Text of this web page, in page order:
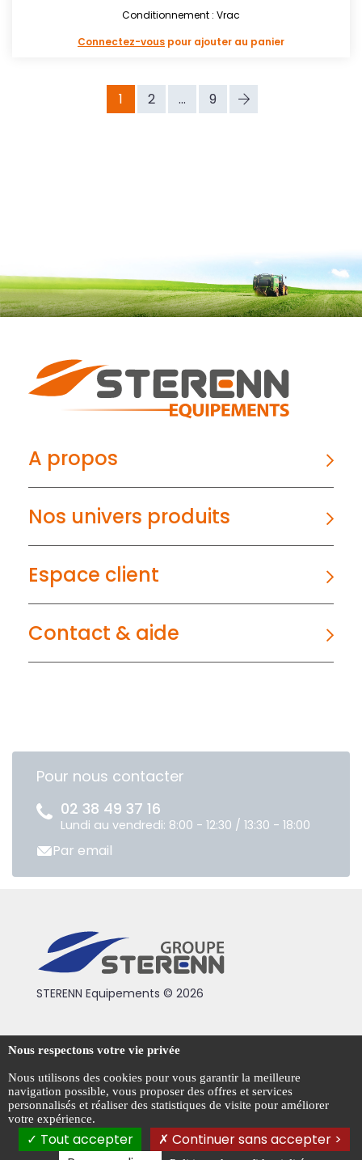
Conditionnement : Vrac
Connectez-vous pour ajouter au panier
1 2 ... 9
A propos
Nos univers produits
Espace client
Contact & aide
Pour nous contacter
02 38 49 37 16
Lundi au vendredi: 8:00 - 12:30 / 13:30 - 18:00
Par email
STERENN Equipements © 2026
Condiotions générales de vente
Mentions légales
Politique de confidentialité
Gestion des cookies
Nous respectons votre vie privée
Nous utilisons des cookies pour vous garantir la meilleure
navigation possible, vous proposer des offres et services
personnalisés et réaliser des statistiques de visite pour améliorer
votre expérience.
Tout accepter
Continuer sans accepter >